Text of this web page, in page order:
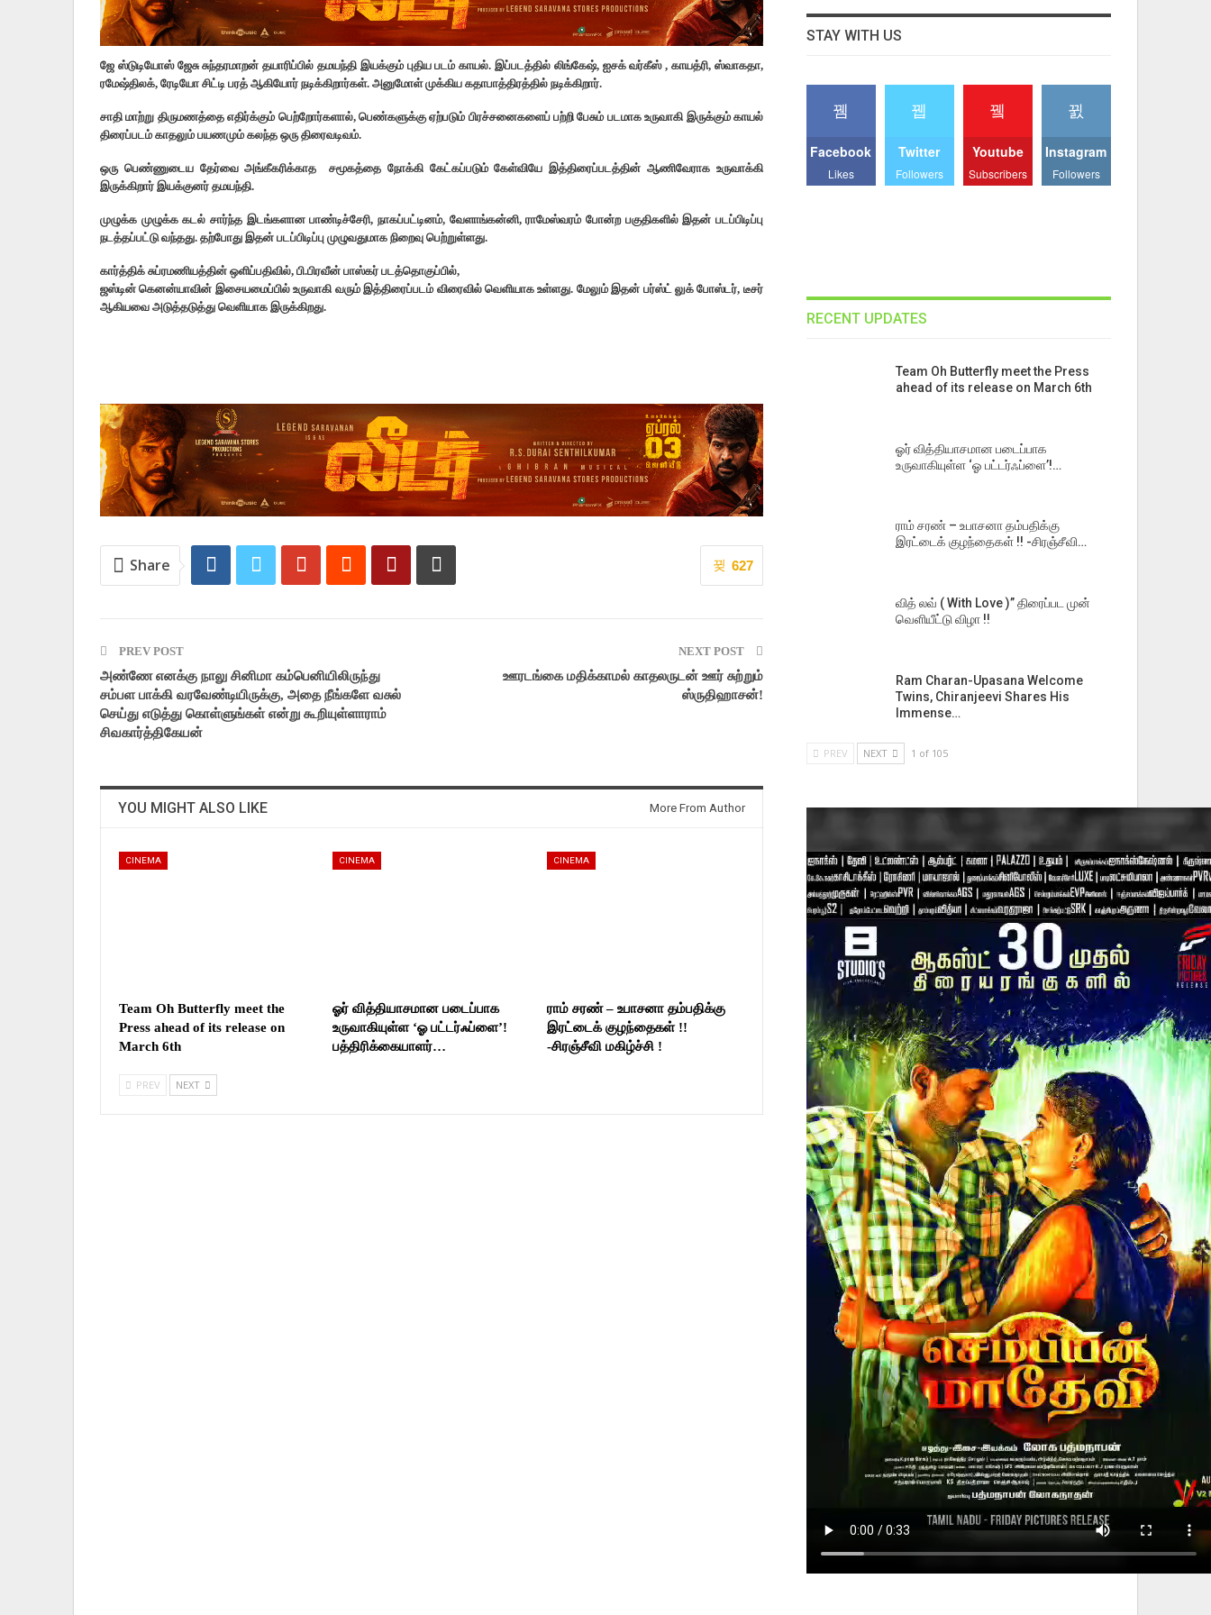
ஜே ஸ்டுடியோஸ் ஜேசு சுந்தரமாறன் தயாரிப்பில் தமயந்தி இயக்கும் புதிய படம் காயல். இப்படத்தில் லிங்கேஷ், ஐசக் வர்கீஸ் , காயத்ரி, ஸ்வாகதா,
ரமேஷ்திலக், ரேடியோ சிட்டி பரத் ஆகியோர் நடிக்கிறார்கள். அனுமோள் முக்கிய கதாபாத்திரத்தில் நடிக்கிறார்.
சாதி மாற்று திருமணத்தை எதிர்க்கும் பெற்றோர்களால், பெண்களுக்கு ஏற்படும் பிரச்சனைகளைப் பற்றி பேசும் படமாக உருவாகி இருக்கும் காயல்
திரைப்படம் காதலும் பயணமும் கலந்த ஒரு திரைவடிவம்.
ஒரு பெண்ணுடைய தேர்வை அங்கீகரிக்காத சமூகத்தை நோக்கி கேட்கப்படும் கேள்வியே இத்திரைப்படத்தின் ஆணிவேராக உருவாக்கி
இருக்கிறார் இயக்குனர் தமயந்தி.
முழுக்க முழுக்க கடல் சார்ந்த இடங்களான பாண்டிச்சேரி, நாகப்பட்டினம், வேளாங்கன்னி, ராமேஸ்வரம் போன்ற பகுதிகளில் இதன் படப்பிடிப்பு
நடத்தப்பட்டு வந்தது. தற்போது இதன் படப்பிடிப்பு முழுவதுமாக நிறைவு பெற்றுள்ளது.
கார்த்திக் சுப்ரமணியத்தின் ஒளிப்பதிவில், பி.பிரவீன் பாஸ்கர் படத்தொகுப்பில்,
ஜஸ்டின் கெனன்யாவின் இசையமைப்பில் உருவாகி வரும் இத்திரைப்படம் விரைவில் வெளியாக உள்ளது. மேலும் இதன் பர்ஸ்ட் லுக் போஸ்டர், டீசர்
ஆகியவை அடுத்தடுத்து வெளியாக இருக்கிறது.
627
Share
PREV POST
அண்ணே எனக்கு நாலு சினிமா கம்பெனியிலிருந்து
சம்பள பாக்கி வரவேண்டியிருக்கு, அதை நீங்களே வசுல்
செய்து எடுத்து கொள்ளுங்கள் என்று கூறியுள்ளாராம்
சிவகார்த்திகேயன்
NEXT POST
ஊரடங்கை மதிக்காமல் காதலருடன் ஊர் சுற்றும்
ஸ்ருதிஹாசன்!
YOU MIGHT ALSO LIKE More From Author
CINEMA
Team Oh Butterfly meet the
Press ahead of its release on
March 6th
CINEMA
ஓர் வித்தியாசமான படைப்பாக
உருவாகியுள்ள ‘ஓ பட்டர்ஃப்ளை’!
பத்திரிக்கையாளர்…
CINEMA
ராம் சரண் – உபாசனா தம்பதிக்கு
இரட்டைக் குழந்தைகள் !!
-சிரஞ்சீவி மகிழ்ச்சி !
PREV NEXT
STAY WITH US
Facebook
Likes
Twitter
Followers
Youtube
Subscribers
Instagram
Followers
RECENT UPDATES
Team Oh Butterfly meet the Press
ahead of its release on March 6th
ஓர் வித்தியாசமான படைப்பாக
உருவாகியுள்ள ‘ஓ பட்டர்ஃப்ளை’!…
ராம் சரண் – உபாசனா தம்பதிக்கு
இரட்டைக் குழந்தைகள் !! -சிரஞ்சீவி…
வித் லவ் ( With Love )” திரைப்பட முன்
வெளியீட்டு விழா !!
Ram Charan-Upasana Welcome
Twins, Chiranjeevi Shares His
Immense…
PREV NEXT 1 of 105